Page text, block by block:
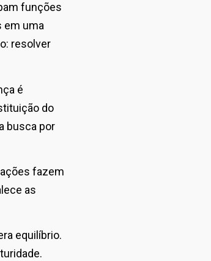
funções
em uma
resolver
é
do
busca por
fazem
as
equilíbrio.